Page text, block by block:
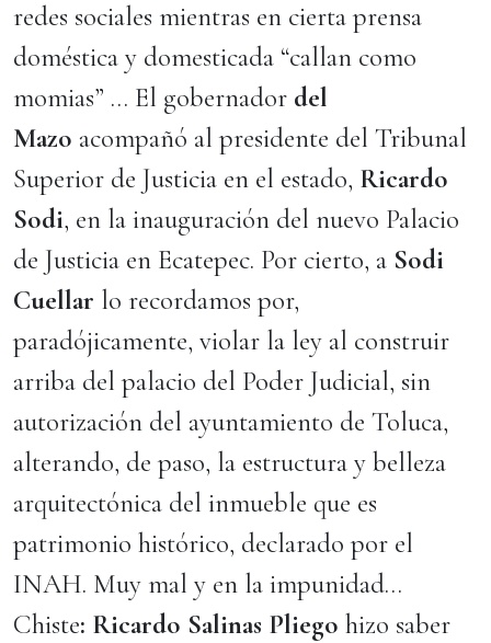
redes sociales mientras en cierta prensa
doméstica y domesticada “callan como
momias” … El gobernador del
Mazo acompañó al presidente del Tribunal
Superior de Justicia en el estado, Ricardo
Sodi, en la inauguración del nuevo Palacio
de Justicia en Ecatepec. Por cierto, a Sodi
Cuellar lo recordamos por,
paradójicamente, violar la ley al construir
arriba del palacio del Poder Judicial, sin
autorización del ayuntamiento de Toluca,
alterando, de paso, la estructura y belleza
arquitectónica del inmueble que es
patrimonio histórico, declarado por el
INAH. Muy mal y en la impunidad…
Chiste: Ricardo Salinas Pliego hizo saber